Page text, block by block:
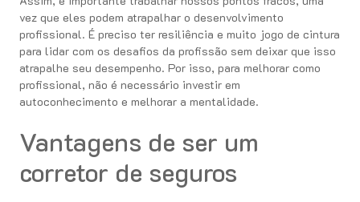
vez que eles podem atrapalhar o desenvolvimento
profissional. É preciso ter resiliência e muito jogo de cintura
para lidar com os desafios da profissão sem deixar que isso
atrapalhe seu desempenho. Por isso, para melhorar como
profissional, não é necessário investir em
autoconhecimento e melhorar a mentalidade.
Vantagens de ser um
corretor de seguros